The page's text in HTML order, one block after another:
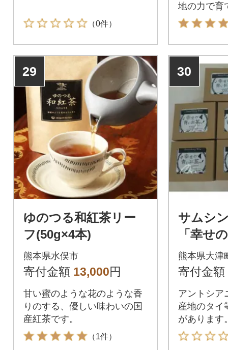
（0件）
地の力で育
ブティーで
29
ゆのつる和紅茶リー
フ(50g×4本)
熊本県水俣市
寄付金額 13,000円
甘い蜜のような花のような香
りのする、優しい味わいの国
産紅茶です。
（1件）
30
サムシ
「幸せ
0袋
熊本県大津
寄付金額
アントシア
産地のタイ
があります
すと色の変